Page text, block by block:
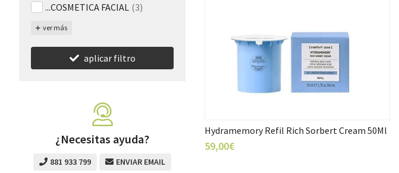
Hydramemory Refil Rich Sorbert Cream 50Ml
59,00€
...COSMETICA FACIAL (3)
ver más
aplicar filtro
¿Necesitas ayuda?
881 933 799 ENVIAR EMAIL